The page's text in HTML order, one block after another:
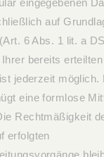
eingegebenen
auf
6 Abs. 1 lit. a
bereits erteilten
jederzeit möglich.
eine formlose
Rechtmäßigkeit
erfolgten